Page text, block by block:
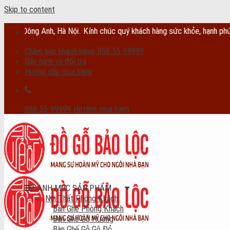
Skip to content
Anh, Hà Nội. Kính chúc quý khách hàng sức khỏe, hạnh phúc, tài lộc
Chăm sóc khách hàng: 058.55.99999
Bảo hành và đổi trả
Hướng dẫn mua hàng
058.55.99999 Hotline mua hàng
DANH MỤC SẢN PHẨM
Nội Thất Phòng Khách
Bàn Ghế Phòng Khách
Bàn Ghế Gỗ Hương